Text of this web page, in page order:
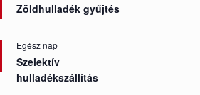
Zöldhulladék gyűjtés
Egész nap
Szelektív
hulladékszállítás